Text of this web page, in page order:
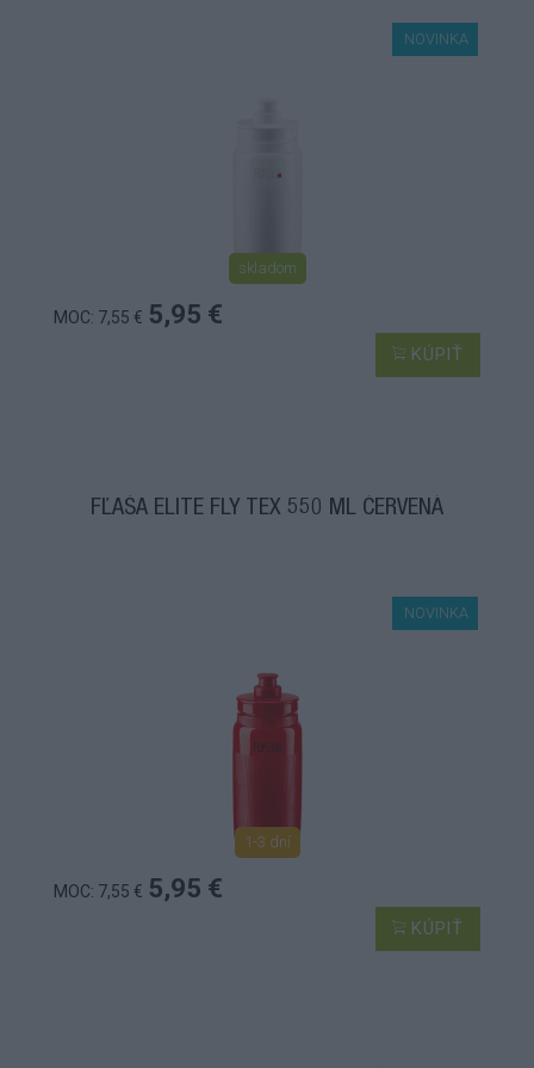
NOVINKA
skladom
MOC: 7,55 € 5,95 €
KÚPIŤ
FĽAŠA ELITE FLY TEX 550 ML ČERVENÁ
NOVINKA
1-3 dní
MOC: 7,55 € 5,95 €
KÚPIŤ